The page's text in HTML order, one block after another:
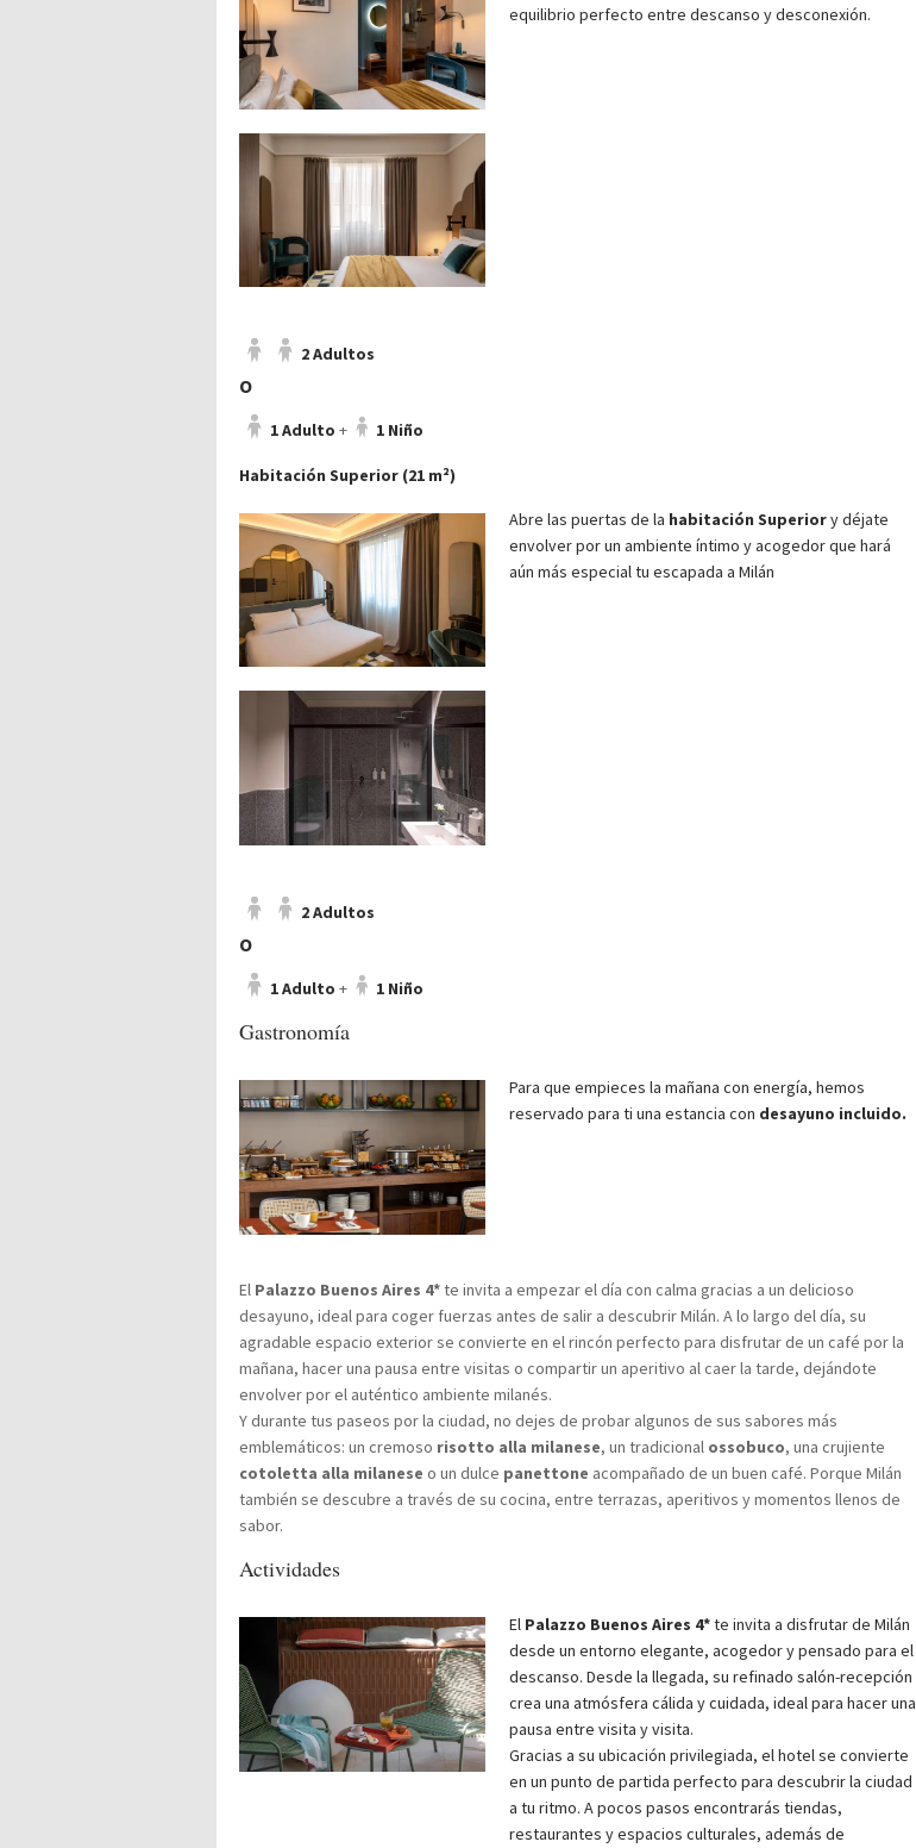
equilibrio perfecto entre descanso y desconexión.
2 Adultos
O
1 Adulto + 1 Niño
Habitación Superior (21 m²)
Abre las puertas de la habitación Superiory déjate
envolver por un ambiente íntimo y acogedor que hará
aún más especial tu escapada a Milán
2 Adultos
O
1 Adulto + 1 Niño
Gastronomía
Para que empieces la mañana con energía, hemos
reservado para ti una estancia con desayuno incluido.
El Palazzo Buenos Aires 4*te invita a empezar el día con calma gracias a un delicioso
desayuno, ideal para coger fuerzas antes de salir a descubrir Milán. A lo largo del día, su
agradable espacio exterior se convierte en el rincón perfecto para disfrutar de un café por la
mañana, hacer una pausa entre visitas o compartir un aperitivo al caer la tarde, dejándote
envolver por el auténtico ambiente milanés.
Y durante tus paseos por la ciudad, no dejes de probar algunos de sus sabores más
emblemáticos: un cremoso risotto alla milanese, un tradicional ossobuco, una crujiente
cotoletta alla milanese o un dulce panettone acompañado de un buen café. Porque Milán
también se descubre a través de su cocina, entre terrazas, aperitivos y momentos llenos de
sabor.
Actividades
El Palazzo Buenos Aires 4*te invita a disfrutar de Milán
desde un entorno elegante, acogedor y pensado para el
descanso. Desde la llegada, su refinado salón-recepción
crea una atmósfera cálida y cuidada, ideal para hacer una
pausa entre visita y visita.
Gracias a su ubicación privilegiada, el hotel se convierte
en un punto de partida perfecto para descubrir la ciudad
a tu ritmo. A pocos pasos encontrarás tiendas,
restaurantes y espacios culturales, además de